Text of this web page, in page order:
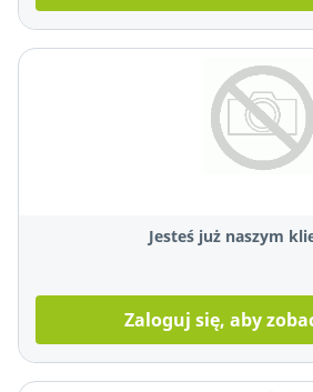
Jesteś już naszym
Zaloguj się, aby